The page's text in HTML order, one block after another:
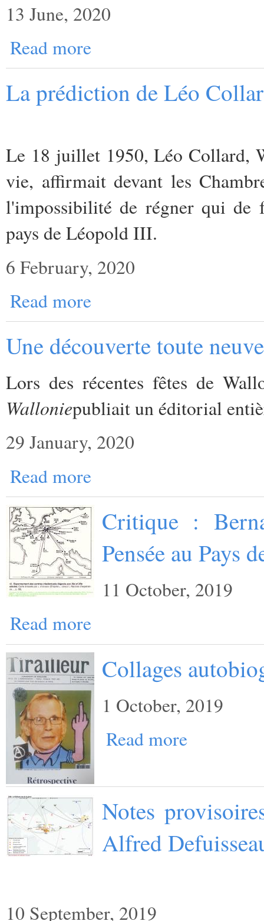
13 June, 2020
Read more
La prédiction de Léo
Le 18 juillet 1950, Léo Collard,
vie, affirmait devant les
l'impossibilité de régner qui de
pays de Léopold III.
6 February, 2020
Read more
Une découverte toute
Lors des récentes fêtes de
Walloniepubliait un éditorial
29 January, 2020
Read more
Critique :
Pensée au Pays
11 October, 2019
Read more
Collages
1 October, 2019
Read more
Notes
Alfred
10 September, 2019